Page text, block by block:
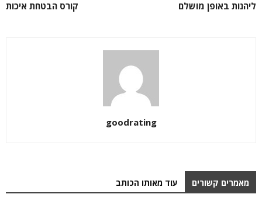
ליהנות באופן מושלם קורס הבטחת איכות
goodrating
מאמרים קשורים עוד מאותו הכותב